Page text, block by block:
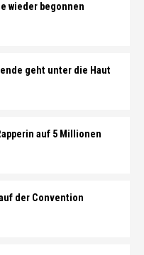
wieder begonnen
geht unter die Haut
auf 5 Millionen
der Convention